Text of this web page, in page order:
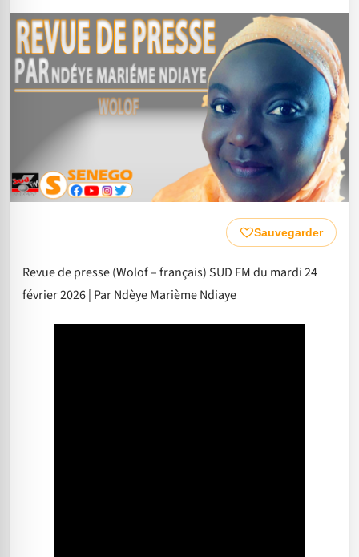
Sauvegarder
Revue de presse (Wolof – français) SUD FM du mardi 24
février 2026 | Par Ndèye Marième Ndiaye